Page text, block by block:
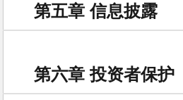
第五章 信息披露
第六章 投资者保护